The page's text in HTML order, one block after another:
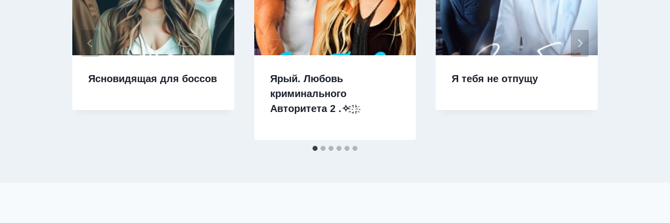
Ясновидящая для боссов
Ярый. Любовь
криминального
Авторитета 2 .✧ ҈ ҉
Я тебя не отпущу